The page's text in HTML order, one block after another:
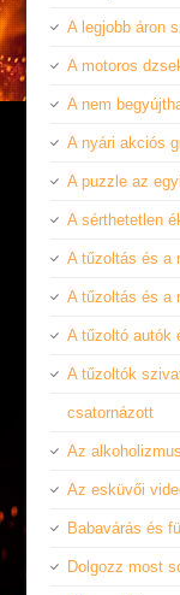
A legjobb áron
A motoros
A nem
A nyári akciós
A puzzle az
A sérthetetlen
A tűzoltás és a
A tűzoltás és a
A tűzoltó autók
A tűzoltók
csatornázott
Az
Az esküvői
Babavárás és
Dolgozz most